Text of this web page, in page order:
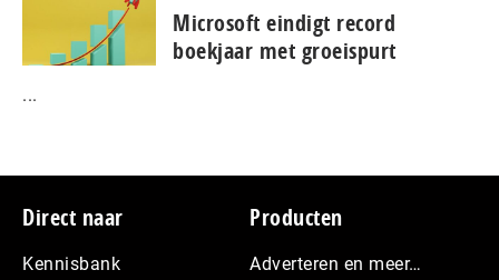
Microsoft eindigt record
boekjaar met groeispurt
...
Footer
Direct naar
Kennisbank
Producten
Adverteren en meer…